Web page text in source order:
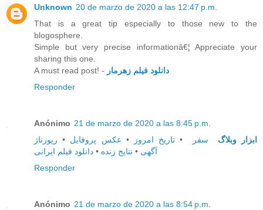
Unknown 20 de marzo de 2020 a las 12:47 p.m.
That is a great tip especially to those new to the
blogosphere.
Simple but very precise informationâ€¦ Appreciate your
sharing this one.
A must read post! - دانلود فیلم زهرمار
Responder
Anónimo 21 de marzo de 2020 a las 8:45 p.m.
ابزار وبلاگ
سفر • تاریخ امروز • عکس پروفایل • رپورتاژ
آگهی • نتایج زنده • دانلود فیلم ایرانی
Responder
Anónimo 21 de marzo de 2020 a las 8:54 p.m.